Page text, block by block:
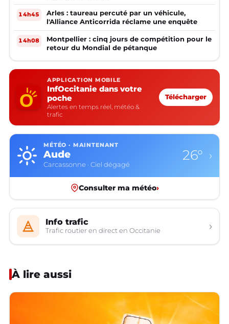
14h45
Arles : taureau percuté par un véhicule,
l'Alliance Anticorrida réclame une enquête
14h08
Montpellier : cinq jours de compétition pour le
retour du Mondial de pétanque
APPLICATION MOBILE
InfOccitanie dans votre
poche
Alertes en temps réel, météo &
trafic
Télécharger
MÉTÉO · MAINTENANT
Aude
Carcassonne · Ciel dégagé
26° ›
Consulter ma météo›
Info trafic
Trafic routier en direct en Occitanie ›
À lire aussi